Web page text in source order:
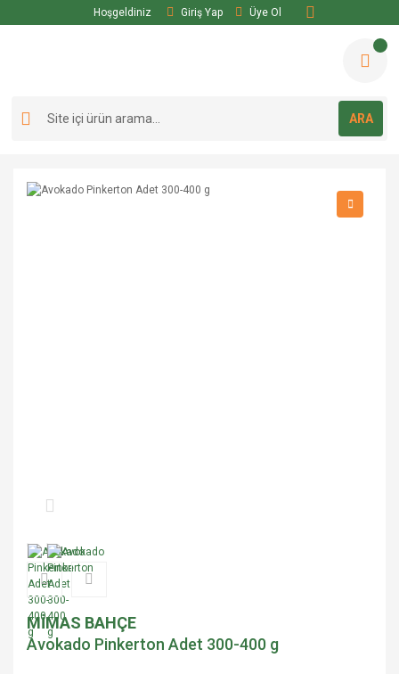
Hoşgeldiniz Giriş Yap Üye Ol
ARA
MİMAS BAHÇE
Avokado Pinkerton Adet 300-400 g